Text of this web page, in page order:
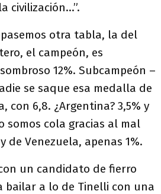
civilización…”.
otra tabla, la del
el campeón, es
12%. Subcampeón –
se saque esa medalla de
con 6,8. ¿Argentina? 3,5% y
somos cola gracias al mal
de Venezuela, apenas 1%.
un candidato de fierro
bailar a lo de Tinelli con una